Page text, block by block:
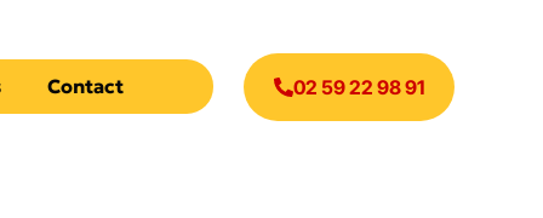
Contact 02 59 22 98 91